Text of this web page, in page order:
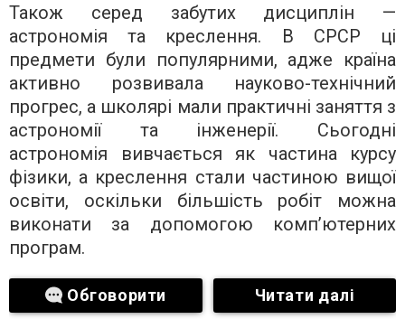
Також серед забутих дисциплін —
астрономія та креслення. В СРСР ці
предмети були популярними, адже країна
активно розвивала науково-технічний
прогрес, а школярі мали практичні заняття з
астрономії та інженерії. Сьогодні
астрономія вивчається як частина курсу
фізики, а креслення стали частиною вищої
освіти, оскільки більшість робіт можна
виконати за допомогою комп’ютерних
програм.
Обговорити Читати далі